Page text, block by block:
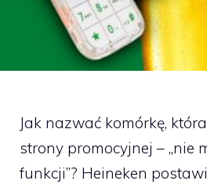
Jak nazwać komórkę,
strony promocyjnej – „nie
funkcji”? Heineken